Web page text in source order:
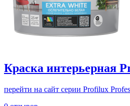
Краска интерьерная
перейти на сайт серии Profilux